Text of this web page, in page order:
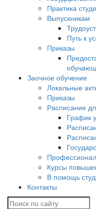
Практика
Выпускникам
Путь к
Приказы
Заочное обучение
Локальные
Приказы
Расписание
График
Курсы
В помощь
Контакты